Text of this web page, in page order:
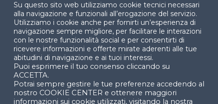
© 2024 Copyright © Politecnico di Milano Dipartimento
di Ingegneria Gestionale
Su questo sito web utilizziamo cookie tecnici necessari
alla navigazione e funzionali all’erogazione del servizio.
Utilizziamo i cookie anche per fornirti un’esperienza di
navigazione sempre migliore, per facilitare le interazioni
con le nostre funzionalità social e per consentirti di
ricevere informazioni e offerte mirate aderenti alle tue
abitudini di navigazione e ai tuoi interessi.
Puoi esprimere il tuo consenso cliccando su
ACCETTA.
Potrai sempre gestire le tue preferenze accedendo al
nostro COOKIE CENTER e ottenere maggiori
informazioni sui cookie utilizzati, visitando la nostra